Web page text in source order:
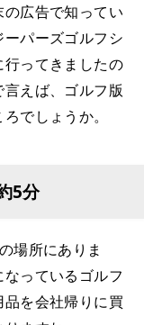
広告で知ってい
パーズゴルフシ
ってきましたの
えば、ゴルフ版
でしょうか。
5分
場所にありま
っているゴルフ
を会社帰りに買